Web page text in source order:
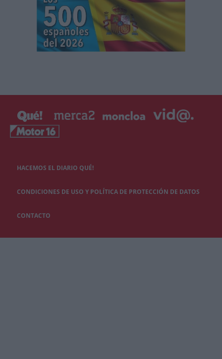
HACEMOS EL DIARIO QUÉ!
CONDICIONES DE USO Y POLÍTICA DE PROTECCIÓN DE DATOS
CONTACTO